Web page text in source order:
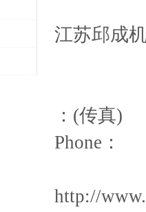
江苏邱成
：(传真)
Phone：
http://